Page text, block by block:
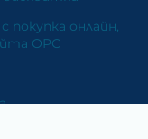
покупка онлайн,
ОРС